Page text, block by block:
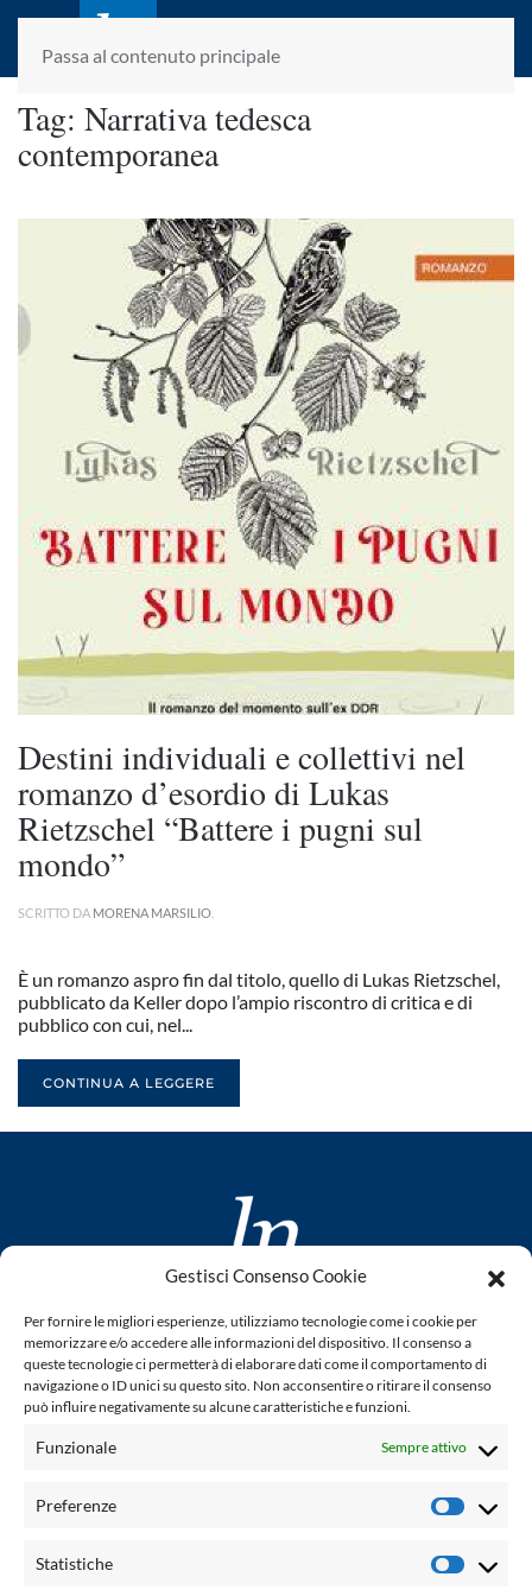
Gestisci Consenso Cookie
Per fornire le migliori esperienze, utilizziamo tecnologie come i cookie per
memorizzare e/o accedere alle informazioni del dispositivo. Il consenso a
queste tecnologie ci permetterà di elaborare dati come il comportamento di
navigazione o ID unici su questo sito. Non acconsentire o ritirare il consenso
può influire negativamente su alcune caratteristiche e funzioni.
Funzionale Sempre attivo
Preferenze
Statistiche
Passa al contenuto principale
laletteraturaenoi.it
fondato da Romano Luperini
Tag: Narrativa tedesca
contemporanea
Destini individuali e collettivi nel
romanzo d’esordio di Lukas
Rietzschel “Battere i pugni sul
mondo”
SCRITTO DA MORENA MARSILIO
È un romanzo aspro fin dal titolo, quello di Lukas Rietzschel,
pubblicato da Keller dopo l’ampio riscontro di critica e di
pubblico con cui, nel...
CONTINUA A LEGGERE
www.laletteraturaenoi.it
fondato da Romano Luperini
Questo blog non rappresenta una testata giornalistica in
quanto viene aggiornato senza alcuna periodicità. Non può
legge n° 62 del 7.03.2001. L'autore non è responsabile per